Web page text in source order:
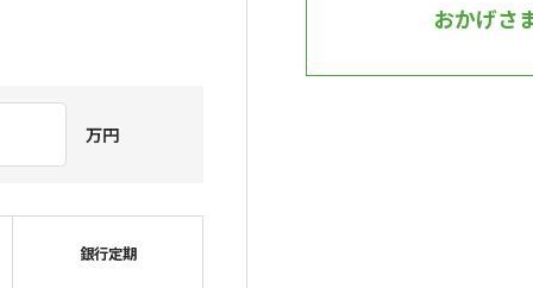
万円
銀行定期
おかげさ